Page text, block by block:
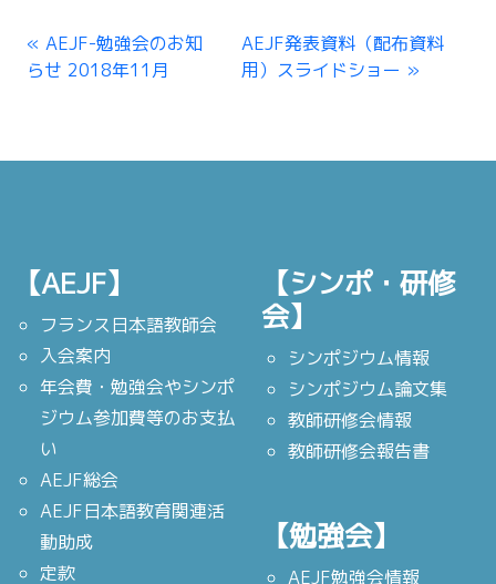
AEJF-勉強会のお知
らせ 2018年11月
AEJF発表資料（配布資料
用）スライドショー
【AEJF】
フランス日本語教師会
入会案内
年会費・勉強会やシンポ
ジウム参加費等のお支払
い
AEJF総会
AEJF日本語教育関連活
動助成
定款
【シンポ・研修
会】
シンポジウム情報
シンポジウム論文集
教師研修会情報
教師研修会報告書
【勉強会】
AEJF勉強会情報